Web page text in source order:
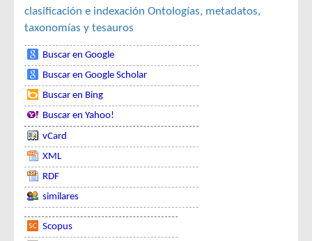
clasificación e indexación Ontologías, metadatos,
taxonomías y tesauros
Buscar en Google
Buscar en Google Scholar
Buscar en Bing
Buscar en Yahoo!
vCard
XML
RDF
similares
Scopus